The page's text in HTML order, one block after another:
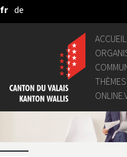
Saut au contenu principal
fr de
ACCUEIL
THÈMES